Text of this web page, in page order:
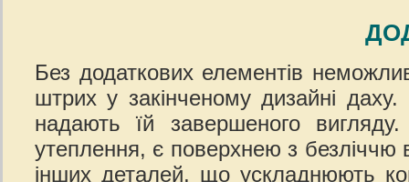
Без додаткових елементів
штрих у закінченому дизайні даху.
надають їй завершеного
утеплення, є поверхнею з безліччю
інших деталей, що ускладнюють